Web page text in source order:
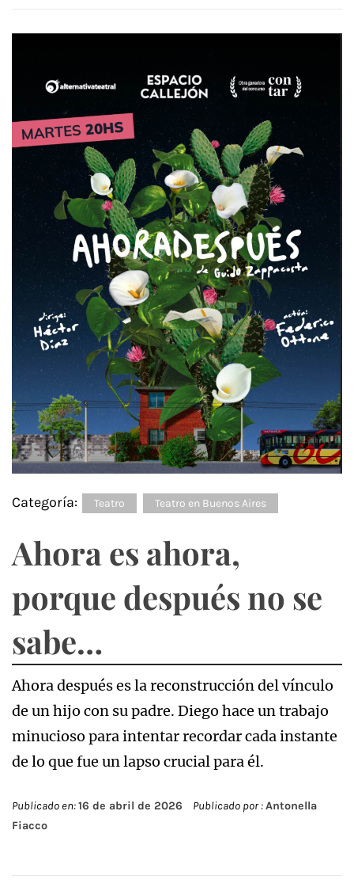
Categoría: Teatro Teatro en Buenos Aires
Ahora es ahora,
porque después no se
sabe…
Ahora después es la reconstrucción del vínculo
de un hijo con su padre. Diego hace un trabajo
minucioso para intentar recordar cada instante
de lo que fue un lapso crucial para él.
Publicado en:16 de abril de 2026 Publicado por :Antonella
Fiacco